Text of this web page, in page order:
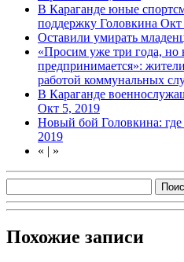
В Караганде юные
поддержку Головкина Окт
Оставили умирать
«Просим уже три года, но
предпринимается»:
работой коммунальных
В Караганде
Окт 5, 2019
Новый бой Головкина: где
2019
« | »
Похожие записи